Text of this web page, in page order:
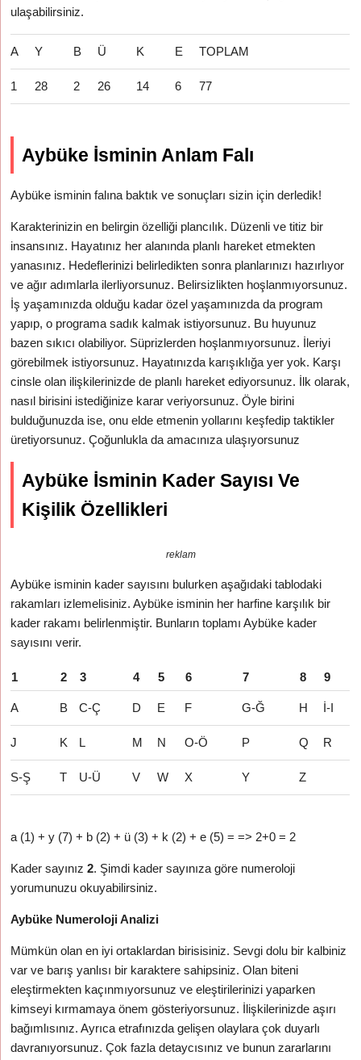
ulaşabilirsiniz.
A Y B Ü K E TOPLAM
1 28 2 26 14 6 77
Aybüke İsminin Anlam Falı
Aybüke isminin falına baktık ve sonuçları sizin için derledik!
Karakterinizin en belirgin özelliği plancılık. Düzenli ve titiz bir
insansınız. Hayatınız her alanında planlı hareket etmekten
yanasınız. Hedeflerinizi belirledikten sonra planlarınızı hazırlıyor
ve ağır adımlarla ilerliyorsunuz. Belirsizlikten hoşlanmıyorsunuz.
İş yaşamınızda olduğu kadar özel yaşamınızda da program
yapıp, o programa sadık kalmak istiyorsunuz. Bu huyunuz
bazen sıkıcı olabiliyor. Süprizlerden hoşlanmıyorsunuz. İleriyi
görebilmek istiyorsunuz. Hayatınızda karışıklığa yer yok. Karşı
cinsle olan ilişkilerinizde de planlı hareket ediyorsunuz. İlk olarak,
nasıl birisini istediğinize karar veriyorsunuz. Öyle birini
bulduğunuzda ise, onu elde etmenin yollarını keşfedip taktikler
üretiyorsunuz. Çoğunlukla da amacınıza ulaşıyorsunuz
Aybüke İsminin Kader Sayısı Ve
Kişilik Özellikleri
reklam
Aybüke isminin kader sayısını bulurken aşağıdaki tablodaki
rakamları izlemelisiniz. Aybüke isminin her harfine karşılık bir
kader rakamı belirlenmiştir. Bunların toplamı Aybüke kader
sayısını verir.
1 2 3 4 5 6 7 8 9
A B C-Ç D E F G-Ğ H İ-I
J K L M N O-Ö P Q R
S-Ş T U-Ü V W X Y Z
a (1) + y (7) + b (2) + ü (3) + k (2) + e (5) = => 2+0 = 2
Kader sayınız2. Şimdi kader sayınıza göre numeroloji
yorumunuzu okuyabilirsiniz.
Aybüke Numeroloji Analizi
Mümkün olan en iyi ortaklardan birisisiniz. Sevgi dolu bir kalbiniz
var ve barış yanlısı bir karaktere sahipsiniz. Olan biteni
eleştirmekten kaçınmıyorsunuz ve eleştirilerinizi yaparken
kimseyi kırmamaya önem gösteriyorsunuz. İlişkilerinizde aşırı
bağımlısınız. Ayrıca etrafınızda gelişen olaylara çok duyarlı
davranıyorsunuz. Çok fazla detaycısınız ve bunun zararlarını